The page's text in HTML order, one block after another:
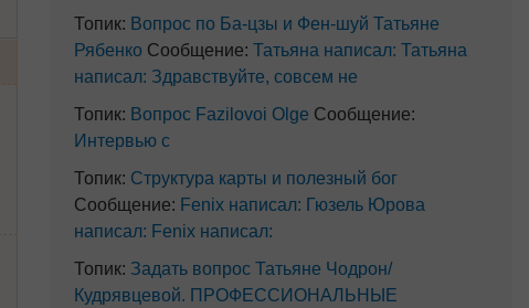
Топик: Вопрос по Ба-цзы и Фен-шуй Татьяне
Рябенко Сообщение: Татьяна написал: Татьяна
написал: Здравствуйте, совсем не
Топик: Вопрос Fazilovoi Olge Сообщение:
Интервью с
Топик: Структура карты и полезный бог
Сообщение: Fenix написал: Гюзель Юрова
написал: Fenix написал:
Топик: Задать вопрос Татьяне Чодрон/
Кудрявцевой. ПРОФЕССИОНАЛЬНЫЕ